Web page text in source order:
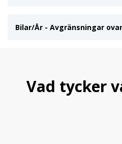
Bilar/År - Avgränsningar
Vad tycker